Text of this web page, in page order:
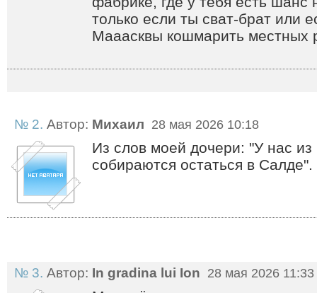
только если ты сват-брат или
Мааасквы кошмарить местных
№ 2. Автор: Михаил 28 мая 2026 10:18
Из слов моей дочери: "У нас из
собираются остаться в
№ 3. Автор: In gradina lui Ion 28 мая 2026 11:33